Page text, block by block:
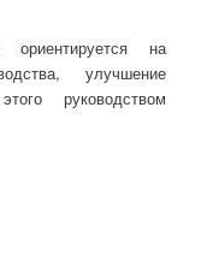
на
улучшение
руководством